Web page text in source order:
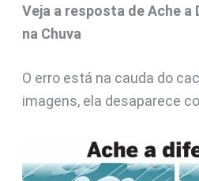
Veja a resposta de Ache a
na Chuva
O erro está na cauda do
imagens, ela desaparece